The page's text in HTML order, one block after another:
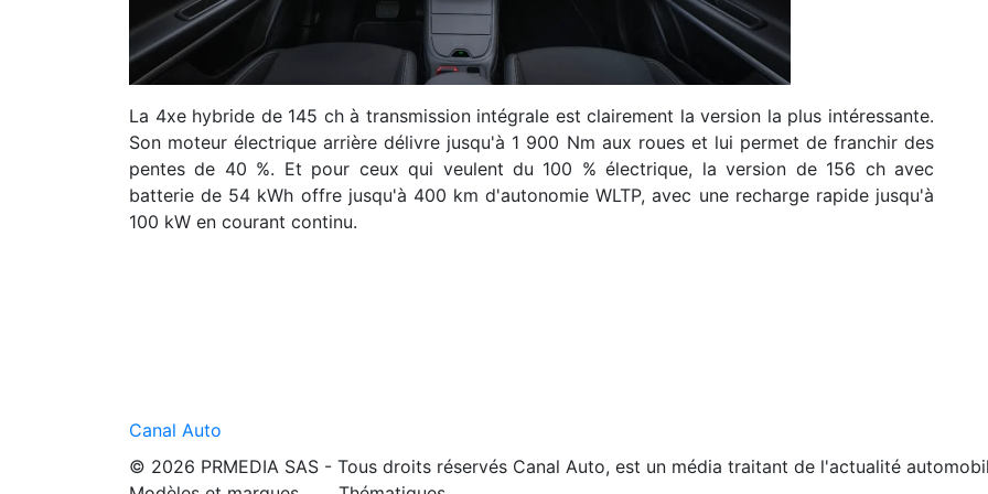
La 4xe hybride de 145 ch à transmission intégrale est clairement la version la plus intéressante.
Son moteur électrique arrière délivre jusqu'à 1 900 Nm aux roues et lui permet de franchir des
pentes de 40 %. Et pour ceux qui veulent du 100 % électrique, la version de 156 ch avec
batterie de 54 kWh offre jusqu'à 400 km d'autonomie WLTP, avec une recharge rapide jusqu'à
100 kW en courant continu.
Canal Auto
© 2026 PRMEDIA SAS - Tous droits réservés Canal Auto, est un média traitant de l'actualité